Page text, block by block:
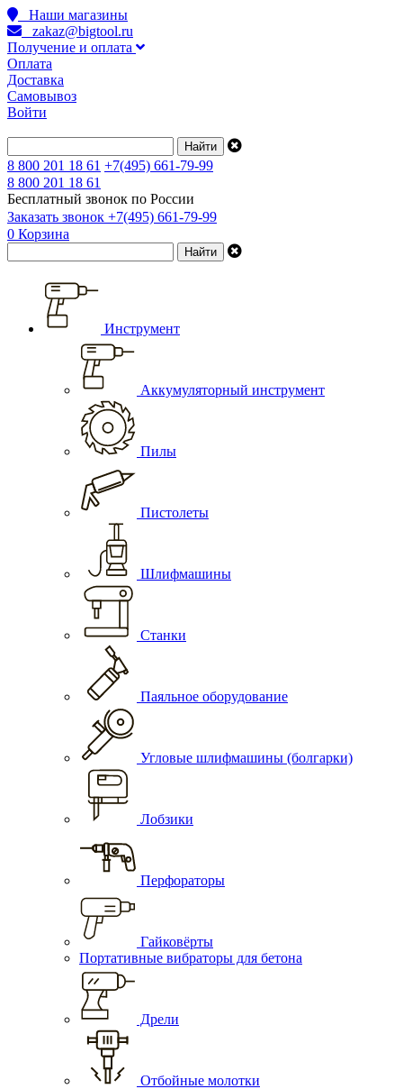
Наши магазины
zakaz@bigtool.ru
Получение и оплата
Оплата
Доставка
Самовывоз
Войти
8 800 201 18 61 +7(495) 661-79-99
8 800 201 18 61
Бесплатный звонок по России
Заказать звонок +7(495) 661-79-99
0 Корзина
Инструмент
Аккумуляторный инструмент
Пилы
Пистолеты
Шлифмашины
Станки
Паяльное оборудование
Угловые шлифмашины (болгарки)
Лобзики
Перфораторы
Гайковёрты
Портативные вибраторы для бетона
Дрели
Отбойные молотки